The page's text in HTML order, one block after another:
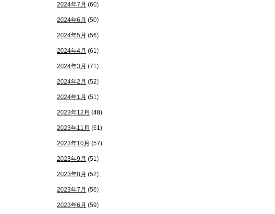
2024年7月 (60)
2024年6月 (50)
2024年5月 (56)
2024年4月 (61)
2024年3月 (71)
2024年2月 (52)
2024年1月 (51)
2023年12月 (48)
2023年11月 (61)
2023年10月 (57)
2023年9月 (51)
2023年8月 (52)
2023年7月 (56)
2023年6月 (59)